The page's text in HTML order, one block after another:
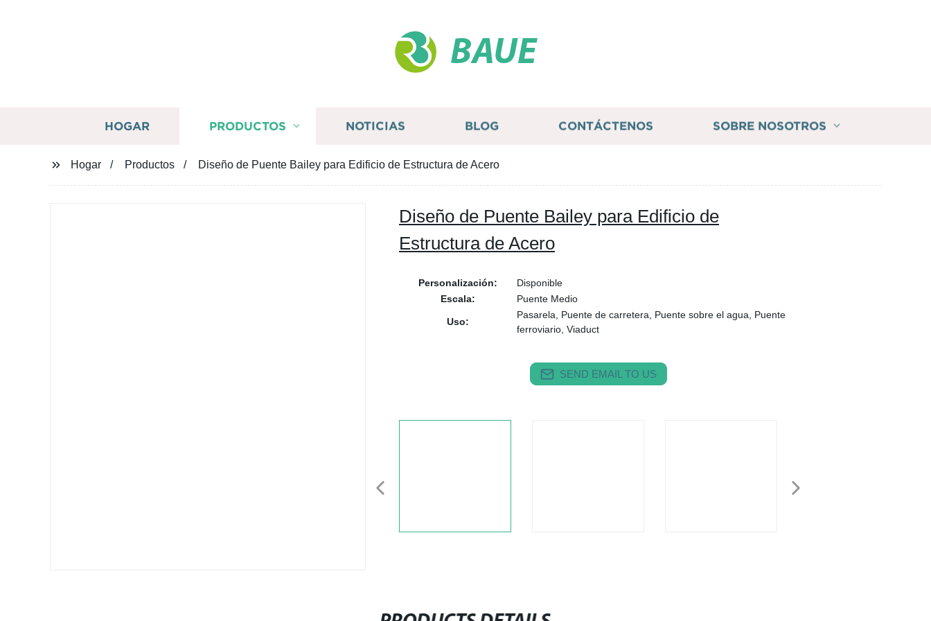
BAUE
HOGAR PRODUCTOS NOTICIAS BLOG CONTÁCTENOS SOBRE NOSOTROS
Hogar Productos Diseño de Puente Bailey para Edificio de Estructura de Acero
Diseño de Puente Bailey para Edificio de
Estructura de Acero
Personalización:
Disponible
Escala:
Puente Medio
Uso:
Pasarela, Puente de carretera, Puente sobre el agua, Puente
ferroviario, Viaduct
SEND EMAIL TO US